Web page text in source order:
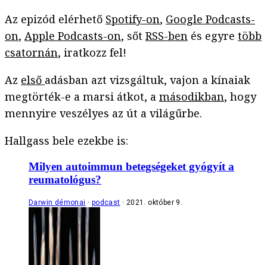
Az epizód elérhető Spotify-on, Google Podcasts-
on, Apple Podcasts-on, sőt RSS-ben és egyre több
csatornán, iratkozz fel!
Az első adásban azt vizsgáltuk, vajon a kínaiak
megtörték-e a marsi átkot, a másodikban, hogy
mennyire veszélyes az út a világűrbe.
Hallgass bele ezekbe is:
Milyen autoimmun betegségeket gyógyít a
reumatológus?
Darwin démonai podcast 2021. október 9.